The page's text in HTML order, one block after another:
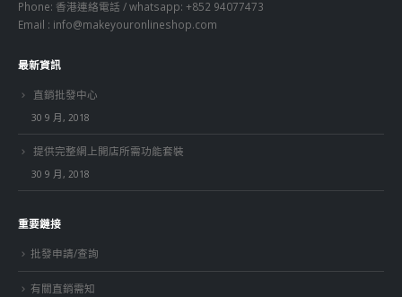
Phone: 香港連絡電話 / whatsapp: +852 94077473
Email : info@makeyouronlineshop.com
最新資訊
直銷批發中心
30 9 月, 2018
提供完整網上開店所需功能套裝
30 9 月, 2018
重要鏈接
批發申請/查詢
有關直銷需知